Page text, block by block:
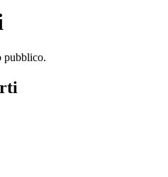
pubblico.